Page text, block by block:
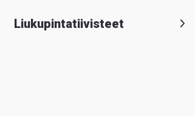
Liukupintatiivisteet